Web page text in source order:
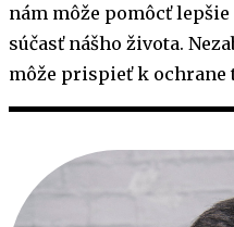
nám môže pomôcť
súčasť nášho života.
môže prispieť k ochrane